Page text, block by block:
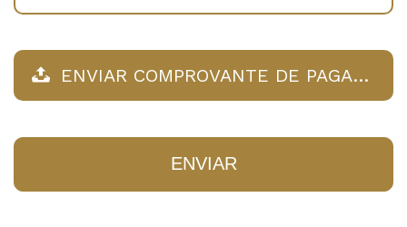
ENVIAR COMPROVANTE DE PAGAMENTO…
ENVIAR